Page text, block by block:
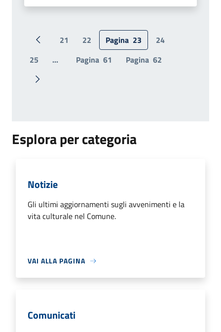
Pagina precedente
21 22 Pagina 23
24
25
... Pagina 61 Pagina 62
Pagina successiva
Esplora per categoria
Notizie
Gli ultimi aggiornamenti sugli avvenimenti e la
vita culturale nel Comune.
VAI ALLA PAGINA
Comunicati